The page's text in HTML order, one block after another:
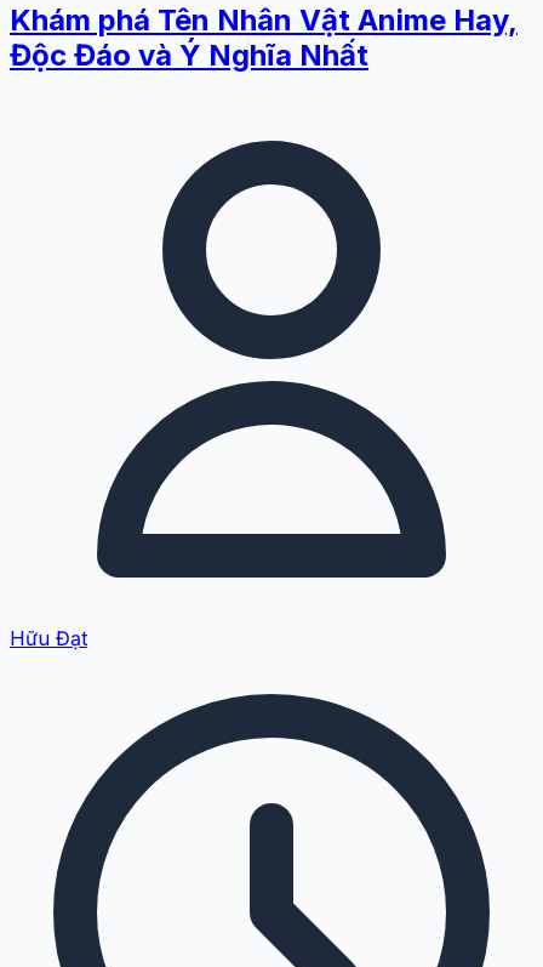
Khám phá Tên Nhân Vật Anime Hay,
Độc Đáo và Ý Nghĩa Nhất
Hữu Đạt